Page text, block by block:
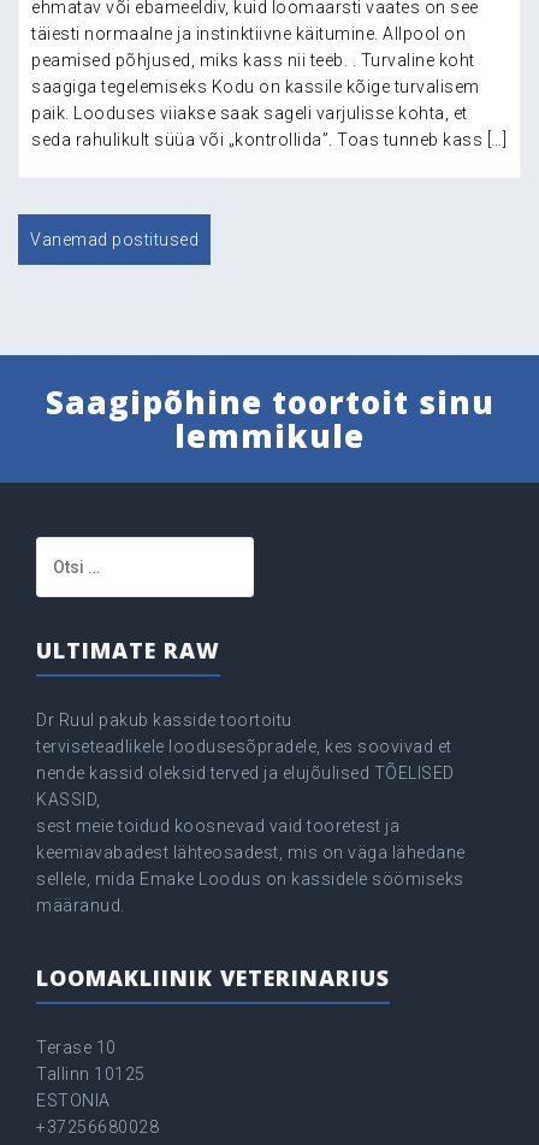
ehmatav või ebameeldiv, kuid loomaarsti vaates on see
täiesti normaalne ja instinktiivne käitumine. Allpool on
peamised põhjused, miks kass nii teeb. . Turvaline koht
saagiga tegelemiseks Kodu on kassile kõige turvalisem
paik. Looduses viiakse saak sageli varjulisse kohta, et
seda rahulikult süüa või „kontrollida”. Toas tunneb kass […]
Navigeerimine
Vanemad postitused
Saagipõhine toortoit sinu
lemmikule
ULTIMATE RAW
Dr Ruul pakub kasside toortoitu
terviseteadlikele loodusesõpradele, kes soovivad et
nende kassid oleksid terved ja elujõulised TÕELISED
KASSID,
sest meie toidud koosnevad vaid tooretest ja
keemiavabadest lähteosadest, mis on väga lähedane
sellele, mida Emake Loodus on kassidele söömiseks
määranud.
LOOMAKLIINIK VETERINARIUS
Terase 10
Tallinn 10125
ESTONIA
+37256680028